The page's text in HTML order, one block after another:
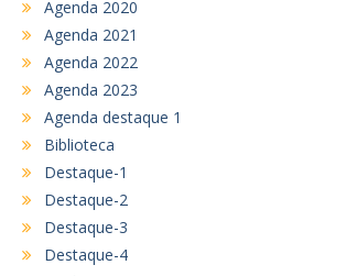
Agenda 2020
Agenda 2021
Agenda 2022
Agenda 2023
Agenda destaque 1
Biblioteca
Destaque-1
Destaque-2
Destaque-3
Destaque-4